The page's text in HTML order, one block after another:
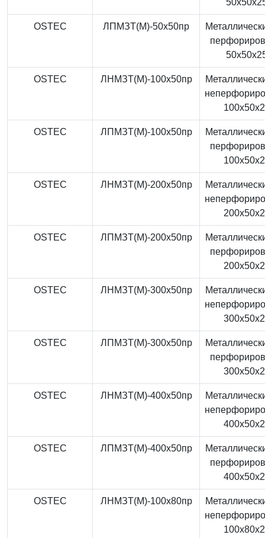
OSTEC ЛПМЗТ(М)-50x50пр
OSTEC ЛНМЗТ(М)-100x50пр
OSTEC ЛПМЗТ(М)-100x50пр
OSTEC ЛНМЗТ(М)-200x50пр
OSTEC ЛПМЗТ(М)-200x50пр
OSTEC ЛНМЗТ(М)-300x50пр
OSTEC ЛПМЗТ(М)-300x50пр
OSTEC ЛНМЗТ(М)-400x50пр
OSTEC ЛПМЗТ(М)-400x50пр
OSTEC ЛНМЗТ(М)-100x80пр